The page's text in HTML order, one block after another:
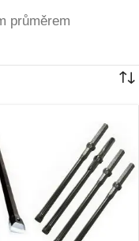
průměrem